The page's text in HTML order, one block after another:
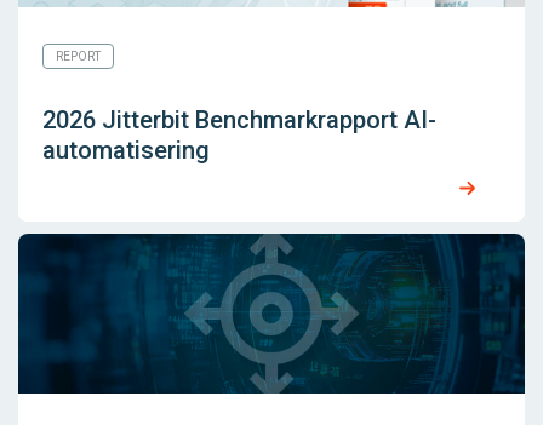
REPORT
2026 Jitterbit Benchmarkrapport AI-
automatisering